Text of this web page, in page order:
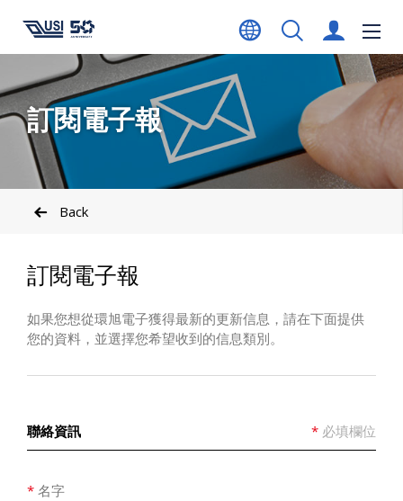
訂閱電子報
Back
訂閱電子報
如果您想從環旭電子獲得最新的更新信息，請在下面提供
您的資料，並選擇您希望收到的信息類別。
* 必填欄位
聯絡資訊
* 名字